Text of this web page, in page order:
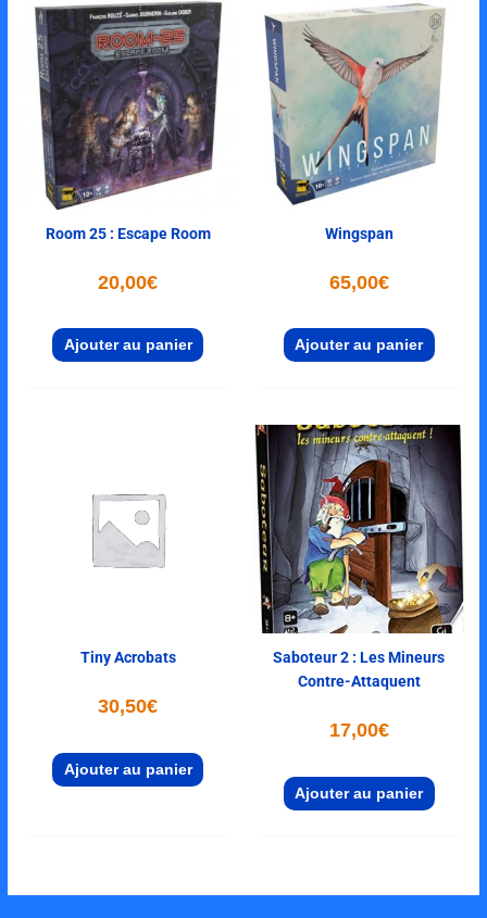
Room 25 : Escape Room
20,00€
Ajouter au panier
Wingspan
65,00€
Ajouter au panier
Tiny Acrobats
30,50€
Ajouter au panier
Saboteur 2 : Les Mineurs
Contre-Attaquent
17,00€
Ajouter au panier